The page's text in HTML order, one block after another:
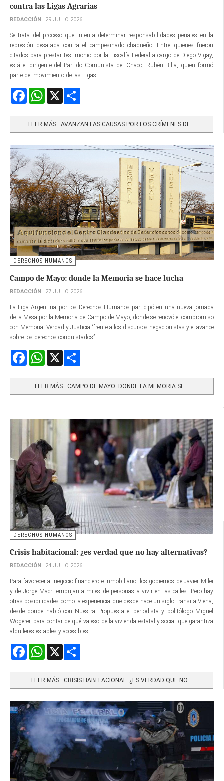
contra las Ligas Agrarias
REDACCIÓN 29 JULIO 2026
Se trata del proceso que intenta determinar responsabilidades penales en la
represión desatada contra el campesinado chaqueño. Entre quienes fueron
citados para prestar testimonio por la Fiscalía Federal a cargo de Diego Vigay,
está el dirigente del Partido Comunista del Chaco, Rubén Billa, quien formó
parte del movimiento de las Ligas.
FacebookWhatsApp
LEER MÁS…AVANZAN LAS CAUSAS POR LOS CRÍMENES DE...
DERECHOS HUMANOS
Campo de Mayo: donde la Memoria se hace lucha
REDACCIÓN 27 JULIO 2026
La Liga Argentina por los Derechos Humanos participó en una nueva jornada
de la Mesa por la Memoria de Campo de Mayo, donde se renovó el compromiso
con Memoria, Verdad y Justicia “frente a los discursos negacionistas y el avance
sobre los derechos conquistados”.
FacebookWhatsApp
LEER MÁS…CAMPO DE MAYO: DONDE LA MEMORIA SE...
DERECHOS HUMANOS
Crisis habitacional: ¿es verdad que no hay alternativas?
REDACCIÓN 24 JULIO 2026
Para favorecer al negocio financiero e inmobiliario, los gobiernos de Javier Milei
y de Jorge Macri empujan a miles de personas a vivir en las calles. Pero hay
otras posibilidades como la experiencia que desde hace un siglo transita Viena,
desde donde habló con Nuestra Propuesta el periodista y politólogo Miguel
Wögerer, para contar de qué va eso de la vivienda estatal y social que garantiza
alquileres estables y accesibles.
FacebookWhatsApp
LEER MÁS…CRISIS HABITACIONAL: ¿ES VERDAD QUE NO...